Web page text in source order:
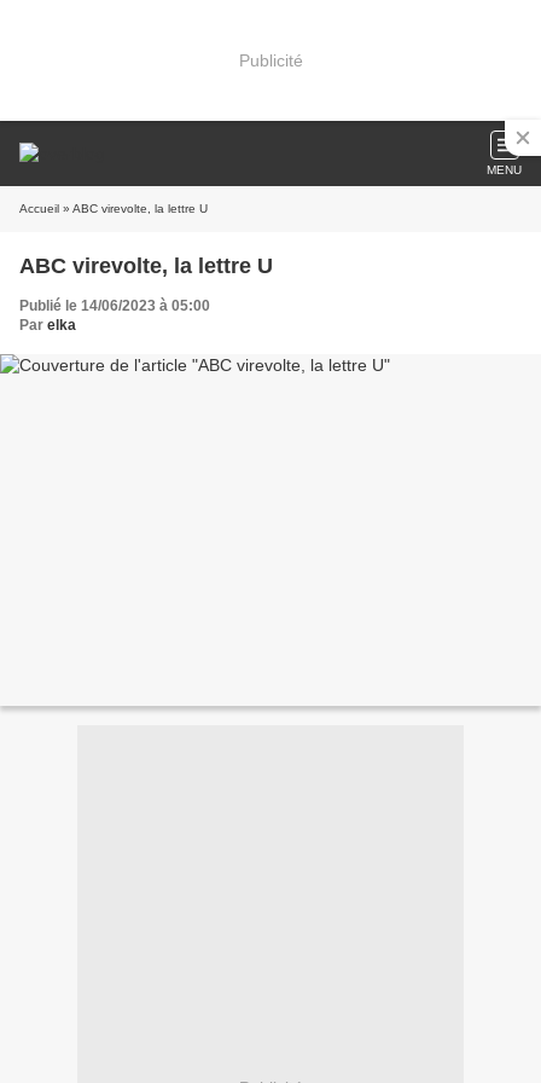
Publicité
MENU
Accueil » ABC virevolte, la lettre U
ABC virevolte, la lettre U
Publié le 14/06/2023 à 05:00
Par elka